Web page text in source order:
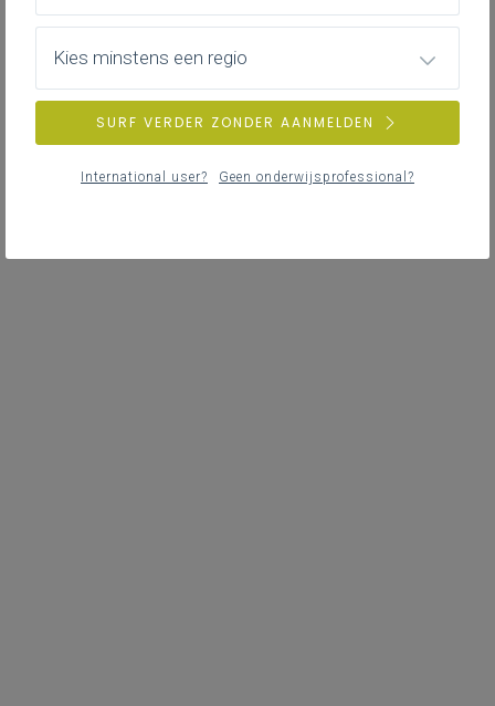
Kies minstens een regio
SURF VERDER ZONDER AANMELDEN
International user? Geen onderwijsprofessional?